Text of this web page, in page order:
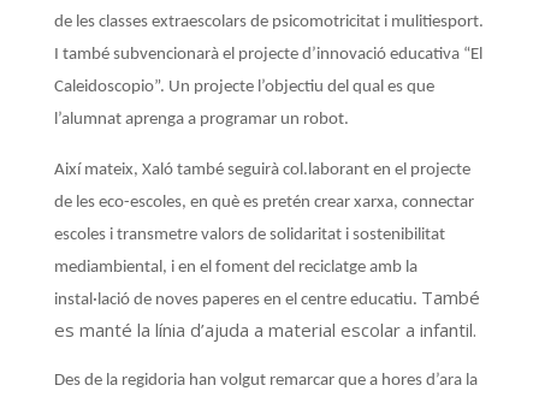
de les classes extraescolars de psicomotricitat i mulitiesport.
I també subvencionarà el projecte d’innovació educativa “El
Caleidoscopio”. Un projecte l’objectiu del qual es que
l’alumnat aprenga a programar un robot.
Així mateix, Xaló també seguirà col.laborant en el projecte
de les eco-escoles, en què es pretén crear xarxa, connectar
escoles i transmetre valors de solidaritat i sostenibilitat
mediambiental, i en el foment del reciclatge amb la
instal·lació de noves paperes en el centre educatiu. També
es manté la línia d’ajuda a material escolar a infantil.
Des de la regidoria han volgut remarcar que a hores d’ara la